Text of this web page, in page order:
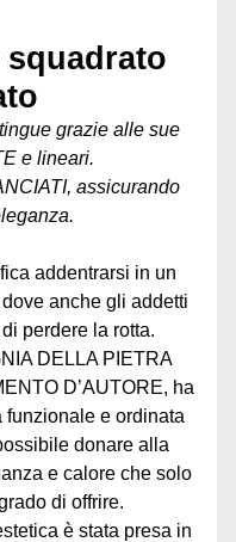
squadrato
grazie alle sue
e lineari.
assicurando
addentrarsi in un
anche gli addetti
perdere la rotta.
DELLA PIETRA
D’AUTORE, ha
e ordinata
donare alla
e calore che solo
di offrire.
è stata presa in